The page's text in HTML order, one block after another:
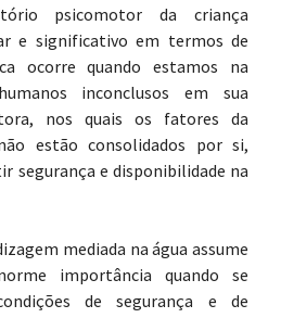
psicomotor da criança
e significativo em termos de
ocorre quando estamos na
inconclusos em sua
nos quais os fatores da
estão consolidados por si,
segurança e disponibilidade na
mediada na água assume
importância quando se
de segurança e de